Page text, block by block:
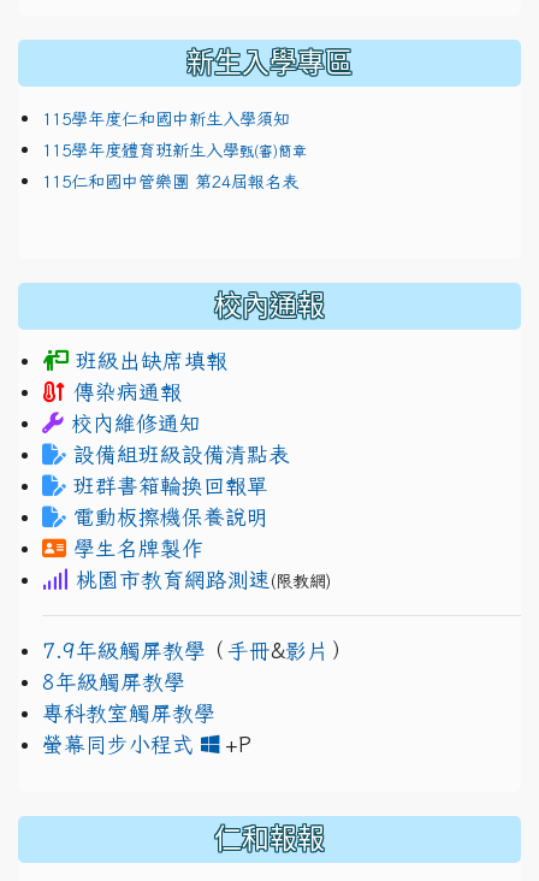
新生入學專區
115學年度仁和國中新生入學須知
115學年度體育班新生入學甄(審)簡章
115仁和國中管樂團 第24屆報名表
校內通報
班級出缺席填報
傳染病通報
校內維修通知
設備組班級設備清點表
班群書箱輪換回報單
電動板擦機保養說明
學生名牌製作
桃園市教育網路測速 (限教網)
7.9年級觸屏教學 （ 手冊&影片 ）
8年級觸屏教學
專科教室觸屏教學
螢幕同步小程式
+P
仁和報報